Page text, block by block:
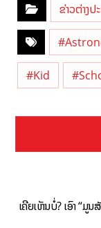
ຂ່າວຕ່າງປ
#Kid
ເຄີຍເຫັນບໍ່? ເອົາ “ມູ